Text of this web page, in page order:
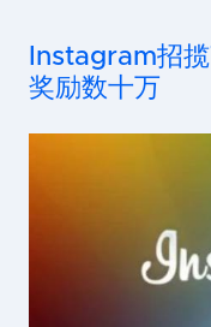
Instagram招
奖励数十万